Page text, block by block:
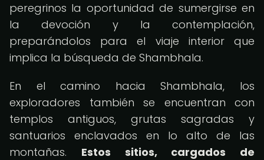
peregrinos la oportunidad de sumergirse en
la devoción y la contemplación,
preparándolos para el viaje interior que
implica la búsqueda de Shambhala.
En el camino hacia Shambhala, los
exploradores también se encuentran con
templos antiguos, grutas sagradas y
santuarios enclavados en lo alto de las
montañas. Estos sitios, cargados de